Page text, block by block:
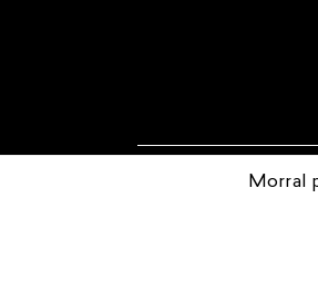
Morral
Pagos 100%